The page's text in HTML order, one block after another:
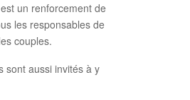
un renforcement de
les responsables de
couples.
sont aussi invités à y